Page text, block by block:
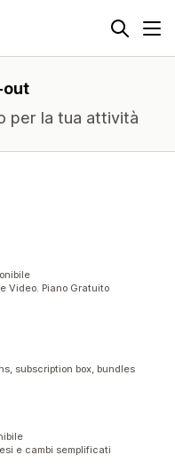
out
per la tua attività
Video. Piano Gratuito
subscription box, bundles
e cambi semplificati